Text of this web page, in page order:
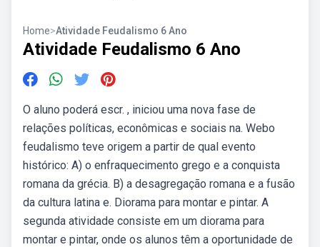
Home>Atividade Feudalismo 6 Ano
Atividade Feudalismo 6 Ano
O aluno poderá escr. , iniciou uma nova fase de
relações políticas, econômicas e sociais na. Webo
feudalismo teve origem a partir de qual evento
histórico: A) o enfraquecimento grego e a conquista
romana da grécia. B) a desagregação romana e a fusão
da cultura latina e. Diorama para montar e pintar. A
segunda atividade consiste em um diorama para
montar e pintar, onde os alunos têm a oportunidade de